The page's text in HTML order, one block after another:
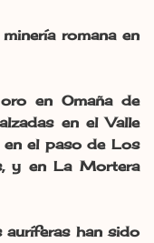
romana en
en Omaña de
en el Valle
el paso de Los
y en La Mortera
han sido